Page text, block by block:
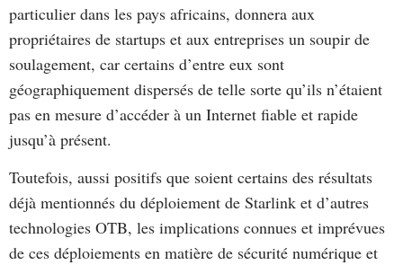
particulier dans les pays africains, donnera aux
propriétaires de startups et aux entreprises un soupir de
soulagement, car certains d’entre eux sont
géographiquement dispersés de telle sorte qu’ils n’étaient
pas en mesure d’accéder à un Internet fiable et rapide
jusqu’à présent.
Toutefois, aussi positifs que soient certains des résultats
déjà mentionnés du déploiement de Starlink et d’autres
technologies OTB, les implications connues et imprévues
de ces déploiements en matière de sécurité numérique et